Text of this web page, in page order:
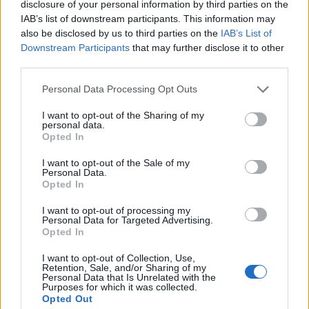
disclosure of your personal information by third parties on the
IAB’s list of downstream participants. This information may
also be disclosed by us to third parties on the IAB’s List of
Downstream Participants that may further disclose it to other
Please note that this website/app uses one or more Google
not limited to your visit or usage behaviour. You may click to
grant or deny consent to Google and its third-party tags to
use your data for below specified purposes in below Google
consent section.
Personal Data Processing Opt Outs
I want to opt-out of the Sharing of my
personal data.
Opted In
I want to opt-out of the Sale of my
Personal Data.
Opted In
I want to opt-out of processing my
Personal Data for Targeted Advertising.
Opted In
I want to opt-out of Collection, Use,
Retention, Sale, and/or Sharing of my
Personal Data that Is Unrelated with the
Purposes for which it was collected.
Opted Out
φωτός. Έτσι, το σύστημα μπορεί να συλλέγει ηλιακή
ενέργεια πιο ομοιόμορφα μέσα στην ημέρα,
επιτυγχάνοντας υψηλή απόδοση τόσο τις πρωινές
Η υποστήριξη της πλωτής κατασκευής βασίζεται σε
ειδικά στοιχεία που λειτουργούν σαν καρίνα πλοίου,
σύστημα να προσαρμόζεται στις κινήσεις του νερού
και στις ριπές του ανέμου χωρίς να χάνει τη
μεταφέρεται στο δίκτυο μέσω πλωτών καλωδίων που
συνδέονται με επίγειο σταθμό, περιορίζοντας στο
ελάχιστο την παρέμβαση στο οικοσύστημα της